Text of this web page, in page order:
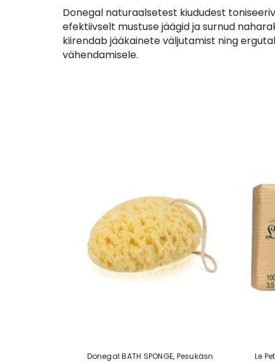
Donegal naturaalsetest kiududest
efektiivselt mustuse jäägid ja surnud
kiirendab jääkainete väljutamist ning
vähendamisele.
Donegal BATH SPONGE, Pesukäsn Le